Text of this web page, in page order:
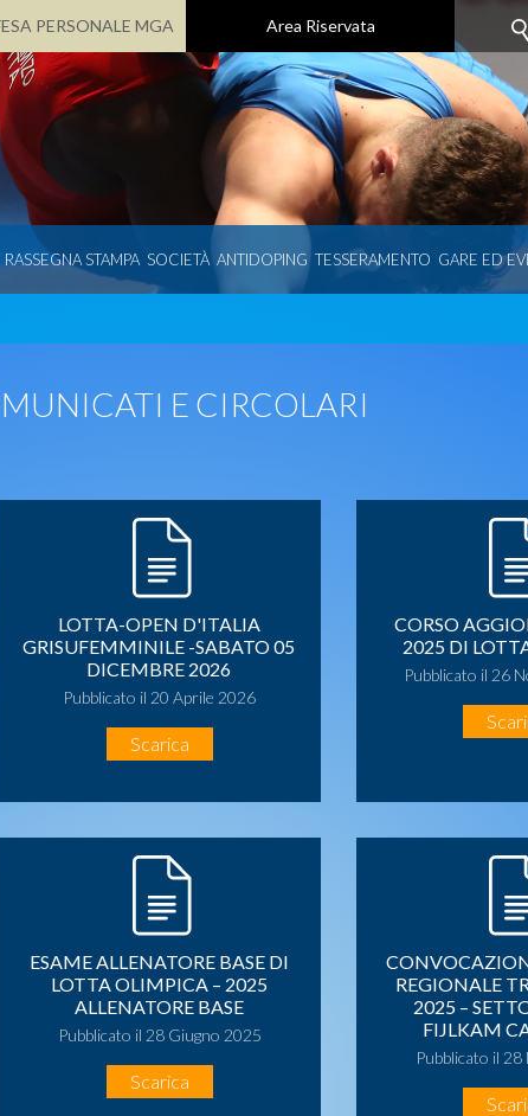
PERSONALE MGA Area Riservata
RASSEGNA STAMPA SOCIETÀ ANTIDOPING TESSERAMENTO GARE ED
E CIRCOLARI
LOTTA-OPEN D'ITALIA
GRISUFEMMINILE -SABATO 05
DICEMBRE 2026
Pubblicato il 20 Aprile 2026
Scarica
CORSO
2025 DI
Pubblicato il 26
ESAME ALLENATORE BASE DI
LOTTA OLIMPICA – 2025
ALLENATORE BASE
Pubblicato il 28 Giugno 2025
Scarica
REGIONALE
2025 –
FIJLKAM
Pubblicato il 28